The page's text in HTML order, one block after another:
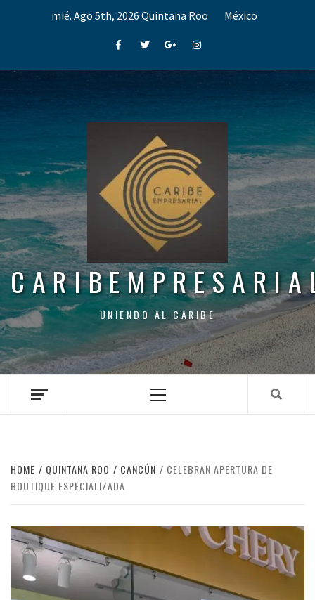
mié. Ago 5th, 2026 Quintana Roo México
FacebookTwitterGoogle+Instagram
UNIENDO AL CARIBE
Menu
HOME QUINTANA ROO CANCÚN
CELEBRAN APERTURA DE
BOUTIQUE ESPECIALIZADA